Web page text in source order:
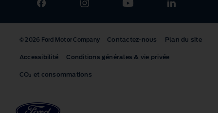
© 2026 Ford Motor Company Contactez-nous Plan du site
Accessibilité Conditions générales & vie privée
CO₂ et consommations